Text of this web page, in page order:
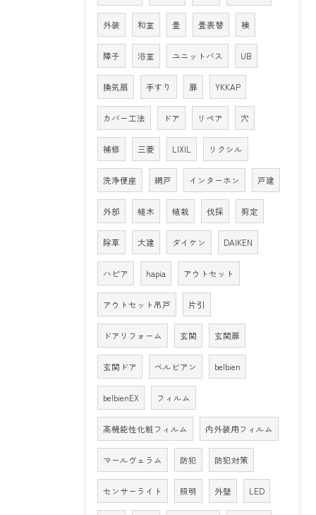
外装 和室 畳 畳表替 襖
障子 浴室 ユニットバス UB
換気扇 手すり 扉 YKKAP
カバー工法 ドア リペア 穴
補修 三菱 LIXIL リクシル
洗浄便座 網戸 インターホン 戸建
外部 植木 植栽 伐採 剪定
除草 大建 ダイケン DAIKEN
ハピア hapia アウトセット
アウトセット吊戸 片引
ドアリフォーム 玄関 玄関扉
玄関ドア ベルビアン belbien
belbienEX フィルム
高機能性化粧フィルム 内外装用フィルム
マールヴェラム 防犯 防犯対策
センサーライト 照明 外壁 LED